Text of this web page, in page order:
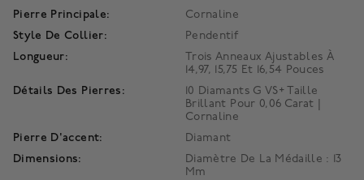
Pierre Principale:
Cornaline
Style De Collier:
Pendentif
Longueur:
Trois Anneaux Ajustables À
14,97, 15,75 Et 16,54 Pouces
Détails Des Pierres:
10 Diamants G VS+ Taille
Brillant Pour 0,06 Carat |
Cornaline
Pierre D'accent:
Diamant
Dimensions:
Diamètre De La Médaille : 13
Mm